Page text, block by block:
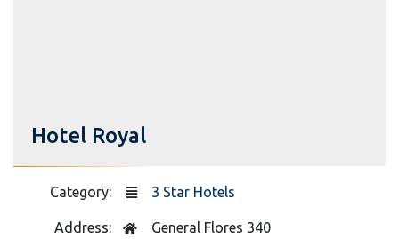
Hotel Royal
Category: 3 Star Hotels
Address:
General Flores 340